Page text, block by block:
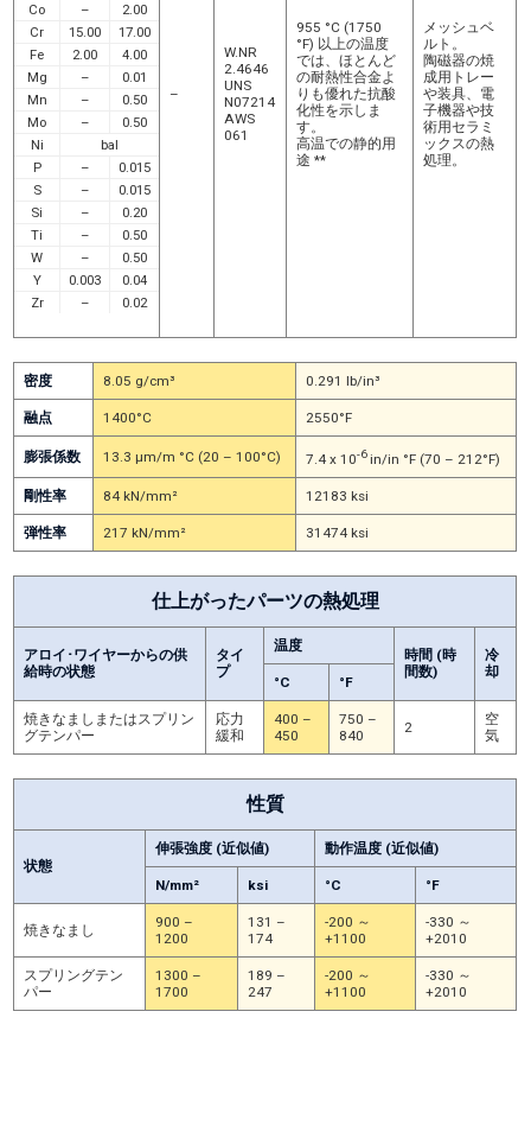
Co
–
2.00
Cr
15.00
17.00
Fe
2.00
4.00
Mg
–
0.01
Mn
–
0.50
Mo
–
0.50
Ni
bal
P
–
0.015
S
–
0.015
Si
–
0.20
Ti
–
0.50
W
–
0.50
Y
0.003
0.04
Zr
– 0.02
–
W.NR
2.4646
UNS
N07214
AWS
061
955 °C (1750
°F) 以上の温度
では、ほとんど
の耐熱性合金よ
りも優れた抗酸
化性を示しま
す。
高温での静的用
途 **
メッシュベ
ルト。
陶磁器の焼
成用トレー
や装具、電
子機器や技
術用セラミ
ックスの熱
処理。
密度 8.05 g/cm³ 0.291 lb/in³
融点 1400°C 2550°F
膨張係数 13.3 μm/m °C (20 – 100°C) 7.4 x 10-6in/in °F (70 – 212°F)
剛性率 84 kN/mm² 12183 ksi
弾性率 217 kN/mm² 31474 ksi
仕上がったパーツの熱処理
アロイ･ワイヤーからの供
給時の状態
タイ
プ
温度
時間 (時
間数)
冷
却
°C °F
焼きなましまたはスプリン
グテンパー
応力
緩和
400 –
450
750 –
840
2
空
気
性質
状態
伸張強度 (近似値) 動作温度 (近似値)
N/mm² ksi °C °F
焼きなまし
900 –
1200
131 –
174
-200 ～
+1100
-330 ～
+2010
スプリングテン
パー
1300 –
1700
189 –
247
-200 ～
+1100
-330 ～
+2010